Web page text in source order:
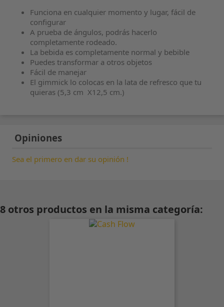
Funciona en cualquier momento y lugar, fácil de
configurar
A prueba de ángulos, podrás hacerlo
completamente rodeado.
La bebida es completamente normal y bebible
Puedes transformar a otros objetos
Fácil de manejar
El gimmick lo colocas en la lata de refresco que tu
quieras (5,3 cm X12,5 cm.)
Opiniones
Sea el primero en dar su opinión !
8 otros productos en la misma categoría: